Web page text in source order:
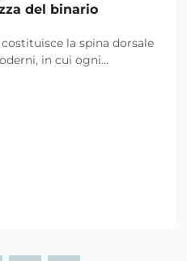
del binario
la spina dorsale
in cui ogni
operativa. Tra
i chiodi ferroviari a cane